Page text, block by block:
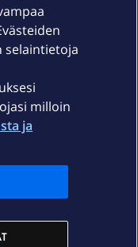
selaintietoja
milloin
ja